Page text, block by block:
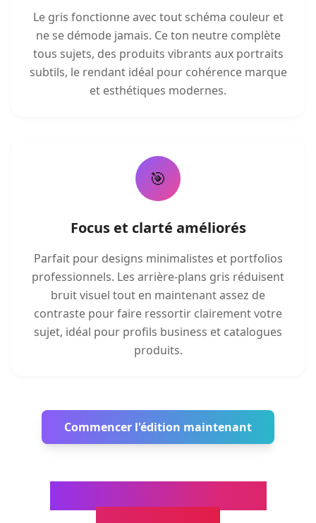
Le gris fonctionne avec tout schéma couleur et
ne se démode jamais. Ce ton neutre complète
tous sujets, des produits vibrants aux portraits
subtils, le rendant idéal pour cohérence marque
et esthétiques modernes.
🎯
Focus et clarté améliorés
Parfait pour designs minimalistes et portfolios
professionnels. Les arrière-plans gris réduisent
bruit visuel tout en maintenant assez de
contraste pour faire ressortir clairement votre
sujet, idéal pour profils business et catalogues
produits.
Commencer l'édition maintenant